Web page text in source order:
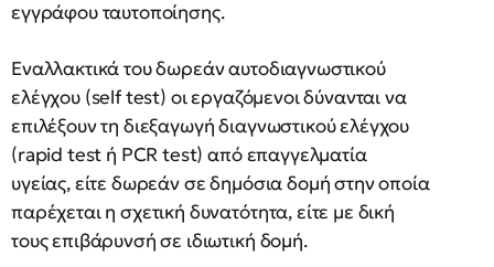
εγγράφου ταυτοποίησης.
Εναλλακτικά του δωρεάν αυτοδιαγνωστικού
ελέγχου (self test) οι εργαζόμενοι δύνανται να
επιλέξουν τη διεξαγωγή διαγνωστικού ελέγχου
(rapid test ή PCR test) από επαγγελματία
υγείας, είτε δωρεάν σε δημόσια δομή στην οποία
παρέχεται η σχετική δυνατότητα, είτε με δική
τους επιβάρυνσή σε ιδιωτική δομή.